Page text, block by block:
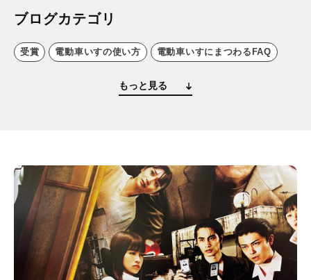
ニュース
ブログ
フォームから お問い合わせする
042-391-3328
営業時間
平日10：00 - 18：00
（土曜・日曜・祝日除く）
ブログカテゴリ
受賞 電動車いすの使い方 電動車いすにまつわるFAQ
試乗会の様子
もっと見る